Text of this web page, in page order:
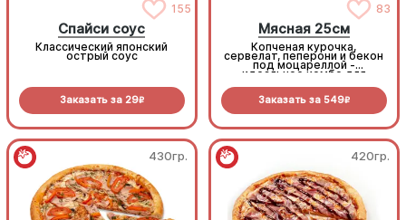
155
Спайси соус
Классический японский
острый соус
Заказать за 29R
83
Мясная 25см
Копченая курочка,
сервелат, пеперони и бекон
под моцареллой -
идеальное комбо для
Заказать за 549R
430гр. 420гр.